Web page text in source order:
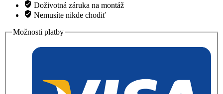
Doživotná záruka na montáž
Nemusíte nikde chodiť
Možnosti platby